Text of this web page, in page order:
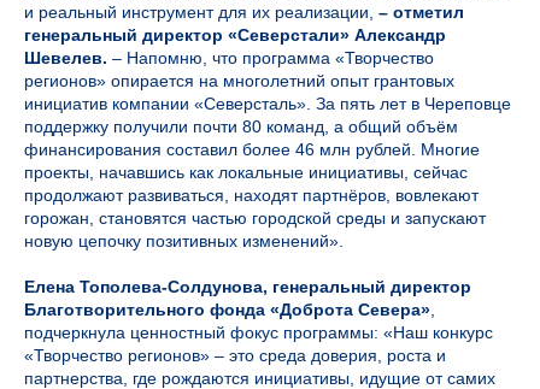
и реальный инструмент для их реализации, – отметил
генеральный директор «Северстали» Александр
Шевелев. – Напомню, что программа «Творчество
регионов» опирается на многолетний опыт грантовых
инициатив компании «Северсталь». За пять лет в Череповце
поддержку получили почти 80 команд, а общий объём
финансирования составил более 46 млн рублей. Многие
проекты, начавшись как локальные инициативы, сейчас
продолжают развиваться, находят партнёров, вовлекают
горожан, становятся частью городской среды и запускают
новую цепочку позитивных изменений».
Елена Тополева-Солдунова, генеральный директор
Благотворительного фонда «Доброта Севера»
подчеркнула ценностный фокус программы: «Наш конкурс
«Творчество регионов» – это среда доверия, роста и
партнерства, где рождаются инициативы, идущие от самих